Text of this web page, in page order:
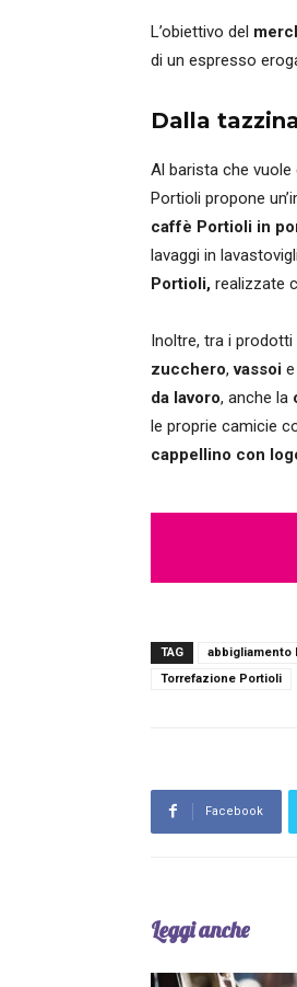
L’obiettivo del
di un espresso
Dalla
Al barista che
Portioli propone
caffè Portioli in
lavaggi in
Portioli, realizzate
Inoltre, tra i
zucchero, vassoi
da lavoro, anche la
le proprie camicie
cappellino con
TAG abbigliamento
Torrefazione Portioli
Facebook
Leggi anche